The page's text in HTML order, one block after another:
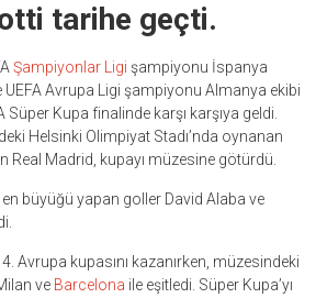
tarihe geçti.
Şampiyonlar Ligi şampiyonu İspanya
UEFA Avrupa Ligi şampiyonu Almanya ekibi
Kupa finalinde karşı karşıya geldi.
Helsinki Olimpiyat Stadı’nda oynanan
Real Madrid, kupayı müzesine götürdü.
en büyüğü yapan goller David Alaba ve
Avrupa kupasını kazanırken, müzesindeki
ve Barcelona ile eşitledi. Süper Kupa’yı